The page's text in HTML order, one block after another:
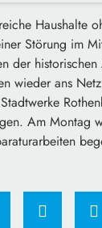
Haushalte
Störung im
der
wieder ans
Am Montag